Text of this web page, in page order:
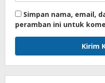
Simpan nama, email,
peramban ini untuk